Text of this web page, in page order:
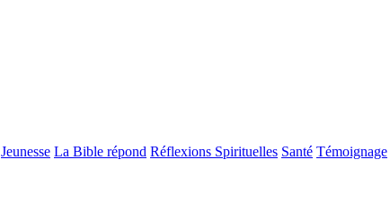
Jeunesse La Bible répond Réflexions Spirituelles Santé Témoignage